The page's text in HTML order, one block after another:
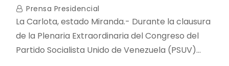
Prensa Presidencial
La Carlota, estado Miranda.- Durante la clausura
de la Plenaria Extraordinaria del Congreso del
Partido Socialista Unido de Venezuela (PSUV)…